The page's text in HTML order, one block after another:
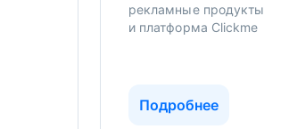
рекламные продукты
и платформа Clickme
Подробнее